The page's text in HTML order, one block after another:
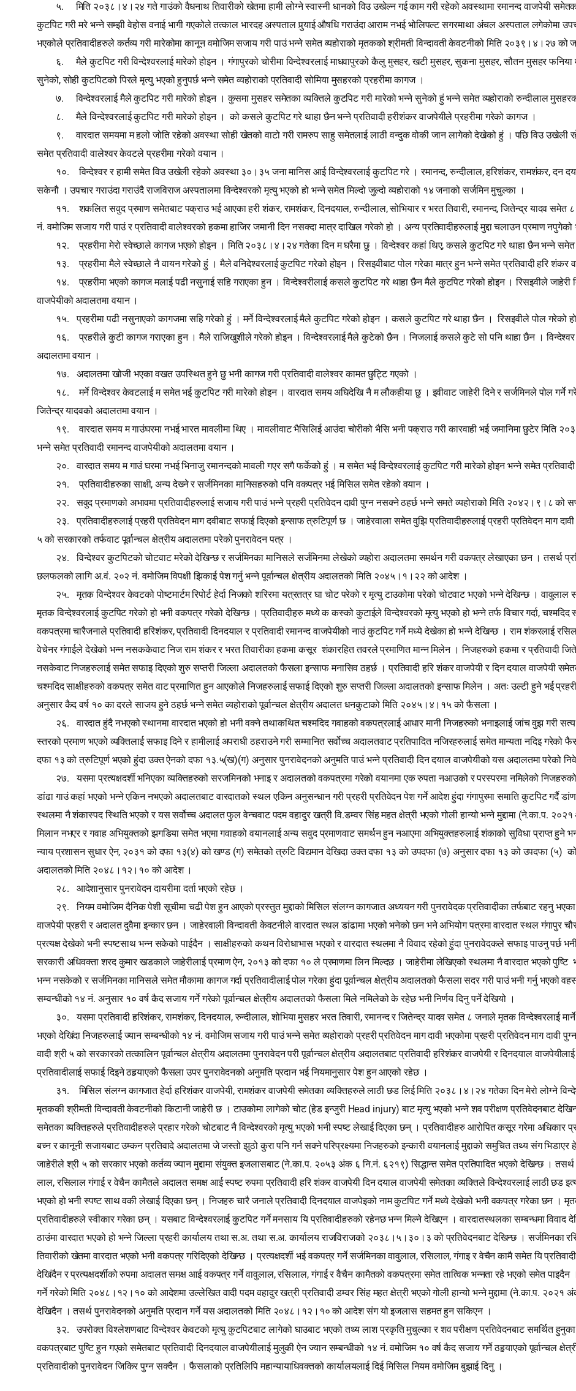
५.
मिति २०३८।४।२४ गते गाउंको वैधनाथ तिवारीको खेतमा हामी लोग्ने स्वास्नी धानको विउ उखेल्न गई काम गरी रहेको अवस्थामा रमानन्द वाजपेयी
कुटपिट गरी मरे भन्ने सम्झी वेहोस वनाई भागी गएकोले तत्काल भारदह अस्पताल पुर्‍याई औषधि गराउंदा आराम नभई भोलिपल्ट सगरमाथा अंचल अस्पताल लगेकोमा
भएकोले प्रतिवादीहरुले कर्तव्य गरी मारेकोमा कानून वमोजिम सजाय गरी पाउं भन्ने समेत व्यहोराको मृतकको श्रीमती विन्दावती केवटनीको मिति २०३९।४।२७ को
६. मैले कुटपिट गरी विन्देश्‍वरलाई मारेको होइन । गंगापुरको चोरीमा विन्देश्‍वरलाई माधवापुरको कैलु मुसहर,खटी मुसहर,सुकना मुसहर,सौतन मुसहर फनिया
सुनेको,सोही कुटपिटको पिरले मृत्यु भएको हुनुपर्छ भन्ने समेत व्यहोराको प्रतिवादी सोमिया मुसहरको प्रहरीमा कागज ।
७.
विन्देश्‍वरलाई मैले कुटपिट गरी मारेको होइन । कुसमा मुसहर समेतका व्यक्तिले कुटपिट गरी मारेको भन्ने सुनेको हुं भन्ने समेत व्यहोराको रुन्दीलाल
८. मैले विन्देश्‍वरलाई कुटपिट गरी मारेको होइन ।
को कसले कुटपिट गरे थाहा छैन भन्ने प्रतिवादी हरीशंकर वाजपेयीले प्रहरीमा गरेको कागज ।
९.
वारदात समयमा म हलो जोति रहेको अवस्था सोही खेतको वाटो गरी रामरुप साहु समेतलाई लाठी वन्दुक वोकी जान लागेको देखेको हुं । पछि विउ उखेली
समेत प्रतिवादी वालेश्‍वर केवटले प्रहरीमा गरेको वयान ।
१०. विन्देश्‍वर र हामी समेत विउ उखेली रहेको अवस्था ३०।३५ जना मानिस आई विन्देश्‍वरलाई कुटपिट गरे । रमानन्द,रुन्दीलाल,हरिशंकर,रामशंकर,दन
सकेनौ । उपचार गराउंदा गराउंदै राजविराज अस्पतालमा विन्देश्‍वरको मृत्यु भएको हो भन्ने समेत मिल्दो जुल्दो व्यहोराको १४ जनाको सर्जमिन मुचुल्का ।
११. शकलित सवुद प्रमाण समेतबाट पक्राउ भई आएका हरी शंकर,रामशंकर,दिनदयाल,रुन्दीलाल,सोभियार र भरत तिवारी,रमानन्द,जितेन्द्र यादव समेत
नं.वमोजिम सजाय गरी पाउं र प्रतिवादी वालेश्‍वरको हकमा हाजिर जमानी दिन नसक्दा मात्र दाखिल गरेको हो । अन्य प्रतिवादीहरुलाई मुद्दा चलाउन प्रमाण नपुगेको
१२. प्रहरीमा मेरो स्वेच्छाले कागज भएको होइन । मिति २०३८।४।२४ गतेका दिन म घरैमा छु । विन्देश्‍वर कहां थिए,कसले कुटपिट गरे थाहा छैन भन्ने समेत
१३.
प्रहरीमा मैले स्वेच्छाले नै वायन गरेको हुं । मैले वनिदेश्‍वरलाई कुटपिट गरेको होइन । रिसइवीबाट पोल गरेका मात्र हुन भन्ने समेत प्रतिवादी हरि शंकर
१४.
प्रहरीमा भएको कागज मलाई पढी नसुनाई सहि गराएका हुन । विन्देश्‍वरीलाई कसले कुटपिट गरे थाहा छैन मैले कुटपिट गरेको होइन । रिसइवीले जाहेरी
वाजपेयीको अदालतमा वयान ।
१५. प्रहरीमा पढी नसुनाएको कागजमा सहि गरेको हुं । मर्ने विन्देश्‍वरलाई मैले कुटपिट गरेको होइन । कसले कुटपिट गरे थाहा छैन ।
रिसइवीले पोल गरेको
१६.
प्रहरीले कुटी कागज गराएका हुन । मैले राजिखुशीले गरेको होइन । विन्देश्‍वरलाई मैले कुटेको छैन । निजलाई कसले कुटे सो पनि थाहा छैन । विन्देश्‍वर
अदालतमा वयान ।
१७.
अदालतमा खोजी भएका वखत उपस्थित हुने छु भनी कागज गरी प्रतिवादी वालेश्‍वर कामत छुट्टि गएको ।
१८.
मर्ने विन्देश्‍वर केवटलाई म समेत भई कुटपिट गरी मारेको होइन । वारदात समय अघिदेखि नै म लौकहीया छु । इवीवाट जाहेरी दिने र सर्जमिनले पोल गर्ने
जितेन्द्र यादवको अदालतमा वयान ।
१९.
वारदात समय म गाउंघरमा नभई भारत मावलीमा थिए । मावलीवाट भैसिलिई आउंदा चोरीको भैसि भनी पक्राउ गरी कारवाही भई जमानिमा छुटेर मिति
भन्ने समेत प्रतिवादी रमानन्द वाजपेयीको अदालतमा वयान ।
२०.
वारदात समय म गाउं घरमा नभई भिनाजु रमानन्दको मावली गएर सगै फर्केको हुं । म समेत भई विन्देश्‍वरलाई कुटपिट गरी मारेको होइन भन्ने समेत
२१. प्रतिवादीहरुका साक्षी,अन्य देख्‍ने र सर्जमिनका मानिसहरुको पनि वकपत्र भई मिसिल समेत रहेको वयान ।
२२.
सवुद प्रमाणको अभावमा प्रतिवादीहरुलाई सजाय गरी पाउं भन्ने प्रहरी प्रतिवेदन दावी पुग्न नसक्ने ठहर्छ भन्ने समते व्यहोराको मिति २०४२।९।८ को
२३.
प्रतिवादीहरुलाई प्रहरी प्रतिवेदन माग दवीबाट सफाई दिएको इन्साफ त्रुटिपूर्ण छ । जाहेरवाला समेत वुझि प्रतिवादीहरुलाई प्रहरी प्रतिवेदन माग
५ को सरकारको तर्फवाट पूर्वान्चल क्षेत्रीय अदालतमा परेको पुनरावेदन पत्र ।
२४.
विन्देश्‍वर कुटपिटको चोटवाट मरेको देखिन्छ र सर्जमिनका मानिसले सर्जमिनमा लेखेको व्यहोरा अदालतमा समर्थन गरी वकपत्र लेखाएका छन । तसर्थ
छलफलको लागि अ.वं. २०२ नं.वमोजिम विपक्षी झिकाई पेश गर्नु भन्ने पूर्वान्चल क्षेत्रीय अदालतको मिति २०४५।१।२२ को आदेश ।
२५.
मृतक विन्देश्‍वर केवटको पोष्‍टमार्टम रिपोर्ट हेर्दा निजको शरिरमा यत्रतत्र घा चोट परेको र मृत्यु टाउकोमा परेको चोटवाट भएको भन्ने देखिन्छ ।
मृतक विन्देश्‍वरलाई कुटपिट गरेको हो भनी वकपत्र गरेको देखिन्छ । प्रतिवादीहरु मध्ये क कस्को कुटाईले विन्देश्‍वरको मृत्यु भएको हो भन्ने तर्फ विचार गर्दा,चश्‍मदिद
वकपत्रमा चारैजनाले प्रतिवादी हरिशंकर,प्रतिवादी दिनदयाल र प्रतिवादी रमानन्द वाजपेयीको नाउं कुटपिट गर्ने मध्ये देखेका हो भन्ने देखिन्छ । राम शंकरलाई
वेचेनर गंगाईले देखेको भन्न नसककेवाट निज राम शंकर र भरत तिवारीका हकमा कसूर शंकारहित तवरले प्रमाणित मान्न मिलेन । निजहरुको हकमा र प्रतिवादी
नसकेवाट निजहरुलाई समेत सफाइ दिएको शुरु सप्‍तरी जिल्ला अदालतको फैसला इन्साफ मनासिव ठहर्छ । प्रतिवादी हरि शंकर वाजपेयी र दिन दयाल वाजपेयी
चश्‍मदिद साक्षीहरुको वकपत्र समेत वाट प्रमाणित हुन आएकोले निजहरुलाई सफाई दिएको शुरु सप्‍तरी जिल्ला अदालतको इन्साफ मिलेन । अतः उल्टी हुने भई
अनुसार कैद वर्ष १० का दरले साजय हुने ठहर्छ भन्ने समेत व्यहोराको पूर्वान्चल क्षेत्रीय अदालत धनकुटाको मिति २०४५।४।१५ को फैसला ।
२६.
वारदात हुंदै नभएको स्थानमा वारदात भएको हो भनी वक्ने तथाकथित चश्‍मदिद गवाहको वकपत्रलाई आधार मानी निजहरुको भनाइलाई जांच वुझ गरी सत्य
स्तरको प्रमाण भएको व्यक्तिलाई सफाइ दिने र हामीलाई अपराधी ठहराउने गरी सम्मानित सर्वोच्च अदालतवाट प्रतिपादित नजिरहरुलाई समेत मान्यता नदिइ गरेको
दफा १३ को त्रुटिपूर्ण भएको हुंदा उक्त ऐनको दफा १३.५(ख)(ग) अनुसार पुनरावेदनको अनुमति पाउं भन्ने प्रतिवादी दिन दयाल वाजपेयीको यस अदालतमा परेको
२७. यसमा प्रत्यक्षदर्शी भनिएका व्यक्तिहरुको सरजमिनको भनाइ र अदालतको वकपत्रमा गरेको वयानमा एक रुपता नआउको र परस्परमा नमिलेको निजहरुको
डांढा गाउं कहां भएको भन्ने एकिन नभएको अदालतबाट वारदातको स्थल एकिन अनुसन्धान गरी प्रहरी प्रतिवेदन पेश गर्ने आदेश हुंदा गंगापुरमा समाति कुटपिट गर्दै
स्थलमा नै शंकास्पद स्थिति भएको र यस सर्वोच्च अदालत फुल वेन्चवाट पदम वहादुर खत्री वि.डम्वर सिंह महत क्षेत्री भएको गोली हान्यो भन्ने मुद्दामा (ने.का.प. २०२१
मिलान नभएर र गवाह अभियुक्तको झगडिया समेत भएमा गवाहको वयानलाई अन्य सवुद प्रमाणवाट समर्थन हुन नआएमा अभियुक्तहरुलाई शंकाको सुविधा प्राप्‍त हुने
न्याय प्रशासन सुधार ऐन, २०३१ को दफा १३(४)को खण्ड (ग)समेतको त्रुटि विद्यमान देखिदा उक्त दफा १३ को उपदफा (७) अनुसार दफा १३ को उपदफा (५)
अदालतको मिति २०४८।१२।१० को आदेश ।
२८.
आदेशानुसार पुनरावेदन दायरीमा दर्ता भएको रहेछ ।
२९.
नियम वमोजिम दैनिक पेशी सूचीमा चढी पेश हुन आएको प्रस्तुत मुद्दाको मिसिल संलग्न कागजात अध्ययन गरी पुनरावेदक प्रतिवादीका तर्फबाट रहनु
वाजपेयी प्रहरी र अदालत दुवैमा इन्कार छन । जाहेरवाली विन्दावती केवटनीले वारदात स्थल डांढामा भएको भनेको छन भने अभियोग पत्रमा वारदात स्थल गंगापुर
प्रत्यक्ष देखेको भनी स्पष्‍टसाथ भन्न सकेको पाईदैन । साक्षीहरुको कथन विरोधाभास भएको र वारदात स्थलमा नै विवाद रहेको हुंदा पुनरावेदकले सफाइ पाउनु पर्छ भनी
सरकारी अधिवक्ता शरद कुमार खडकाले जाहेरीलाई प्रमाण ऐन, २०१३ को दफा १० ले प्रमाणमा लिन मिल्दछ । जाहेरीमा लेखिएको स्थलमा नै वारदात भएको पुष्‍टि
भन्न नसकेको र सर्जमिनका मानिसले समेत मौकामा कागज गर्दा प्रतिवादीलाई पोल गरेका हुंदा पूर्वान्चल क्षेत्रीय अदालतको फैसला सदर गरी पाउं भनी गर्नु भएको
सम्वन्धीको १४ नं. अनुसार १० वर्ष कैद सजाय गर्ने गरेको पूर्वान्चल क्षेत्रीय अदालतको फैसला मिले नमिलेको के रहेछ भनी निर्णय दिनु पर्ने देखियो ।
३०. यसमा प्रतिवादी हरिशंकर,रामशंकर,दिनदयाल,रुन्दीलाल,शोभिया मुसहर भरत तिवारी,रमानन्द र जितेन्द्र यादव समेत ८ जनाले मृतक विन्देश्‍वरलाई
भएको देखिंदा निजहरुलाई ज्यान सम्बन्धीको १४ नं.वमोजिम सजाय गरी पाउं भन्ने समेत व्यहोराको प्रहरी प्रतिवेदन माग दावी भएकोमा प्रहरी प्रतिवेदन माग
वादी श्री ५ को सरकारको तत्कालिन पूर्वान्चल क्षेत्रीय अदालतमा पुनरावेदन परी पूर्वान्चल क्षेत्रीय अदालतबाट प्रतिवादी हरिशंकर वाजपेयी र दिनदयाल
प्रतिवादीलाई सफाई दिइने ठहर्‍याएको फैसला उपर पुनरावेदनको अनुमति प्रदान भई नियमानुसार पेश हुन आएको रहेछ ।
३१. मिसिल संलग्न कागजात हेर्दा हरिशंकर वाजपेयी,रामशंकर वाजपेयी समेतका व्यक्तिहरुले लाठी छड लिई मिति २०३८।४।२४ गतेका दिन मेरो लोग्ने
मृतककी श्रीमती विन्दावती केवटनीको किटानी जाहेरी छ । टाउकोमा लागेको चोट(हेड इन्जुरी Head injury)बाट मृत्यु भएको भन्‍ने शव परीक्षण प्रतिवेदनबाट
समेतका व्यक्तिहरुले प्रतिवादीहरुले प्रहार गरेको चोटबाट नै विन्देश्‍वरको मृत्यु भएको भनी स्पष्‍ट लेखाई दिएका छन् । प्रतिवादीहरु आरोपित कसूर गरेमा अधिकार
बच्न र कानूनी सजायबाट उम्कन प्रतिवादे अदालतमा जे जस्तो झुठो कुरा पनि गर्न सक्ने परिप्रक्ष्यमा निजहरुको इन्कारी वयानलाई मुद्दाको समुचित तथ्य संग भिडाएर
जाहेरीले श्री ५ को सरकार भएको कर्तव्य ज्यान मुद्दामा संयुक्त इजलासबाट(ने.का.प. २०५३ अंक ६ नि.नं. ६२१९)सिद्धान्त समेत प्रतिपादित भएको देखिन्छ ।
लाल,रसिलाल गंगाई र वेचैन कामैतले अदालत समक्ष आई स्पष्‍ट रुपमा प्रतिवादी हरि शंकर वाजपेयी दिन दयाल वाजपेयी समेतका व्यक्तिले विन्देश्‍वरलाई लाठी छड
भएको हो भनी स्पष्‍ट साथ वकी लेखाई दिएका छन् । निजहरु चारै जनाले प्रतिवादी दिनदयाल वाजपेइको नाम कुटपिट गर्ने मध्ये देखेको भनी वकपत्र गरेका छन । मृतक
प्रतिवादीहरुले स्वीकार गरेका छन् । यसबाट विन्देश्‍वरलाई कुटपिट गर्ने मनसाय यि प्रतिवादीहरुको रहेनछ भन्न मिल्ने देखिएन । वारदातस्थलका सम्बन्धमा विवाद
ठाउंमा वारदात भएको हो भन्ने जिल्ला प्रहरी कार्यालय तथा स.अ.तथा स.अ.कार्यालय राजविराजको २०३८।५।३०।३ को प्रतिवेदनबाट देखिन्छ । सर्जमिनका
तिवारीको खेतमा वारदात भएको भनी वकपत्र गरिदिएको देखिन्छ । प्रत्यक्षदर्शी भई वकपत्र गर्ने सर्जमिनका वावुलाल,रसिलाल,गंगाइ र वेचैन कामै समेत यि
देखिंदैन र प्रत्यक्षदर्शीको रुपमा अदालत समक्ष आई वकपत्र गर्ने वावुलाल,रसिलाल,गंगाई र वैचैन कामैतको वकपत्रमा समेत तात्विक भन्नता रहे भएको समेत
गर्ने गरेको मिति २०४८।१२।१० को आदेशमा उल्लेखित वादी पदम वहादुर खत्री प्रतिवादी डम्वर सिंह महत क्षेत्री भएको गोली हान्यो भन्ने मुद्दामा (ने.का.प. २०२१
देखिदैन । तसर्थ पुनरावेदनको अनुमति प्रदान गर्ने यस अदालतको मिति २०४८।१२।१० को आदेश संग यो इजलास सहमत हुन सकिएन ।
३२.
उपरोक्त विश्‍लेशणबाट विन्देश्‍वर केवटको मृत्यु कुटपिटबाट लागेको घाउबाट भएको तथ्य लाश प्रकृति मुचुल्का र शव परीक्षण प्रतिवेदनबाट समर्थित
वकपत्रबाट पुष्‍टि हुन गएको समेतबाट प्रतिवादी दिनदयाल वाजपेयीलाई मुलुकी ऐन ज्यान सम्बन्धीको १४ नं.वमोजिम १० वर्ष कैद सजाय गर्ने ठहर्‍याएको पूर्वान्चल
प्रतिवादीको पुनरावेदन जिकिर पुग्न सक्दैन । फैसलाको प्रतिलिपि महान्यायाधिवक्तको कार्यालयलाई दिई मिसिल नियम वमोजिम बुझाई दिनु ।